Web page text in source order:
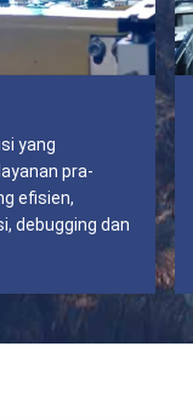
yang
pra-
efisien,
debugging dan